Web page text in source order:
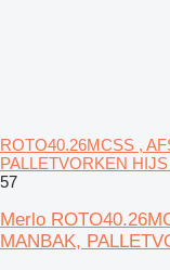
ROTO40.26MCSS ,
PALLETVORKEN
57
Merlo
MANBAK,